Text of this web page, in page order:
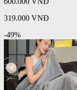
319.000 VNĐ
-49%